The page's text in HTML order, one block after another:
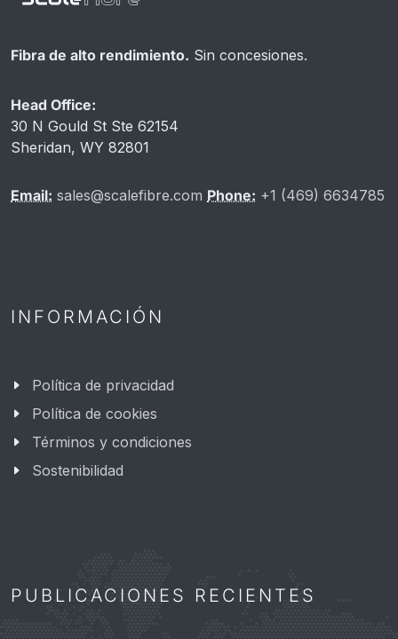
Fibra de alto rendimiento. Sin concesiones.
Head Office:
30 N Gould St Ste 62154
Sheridan, WY 82801
Email: sales@scalefibre.com Phone: +1 (469) 6634785
INFORMACIÓN
Política de privacidad
Política de cookies
Términos y condiciones
Sostenibilidad
PUBLICACIONES RECIENTES